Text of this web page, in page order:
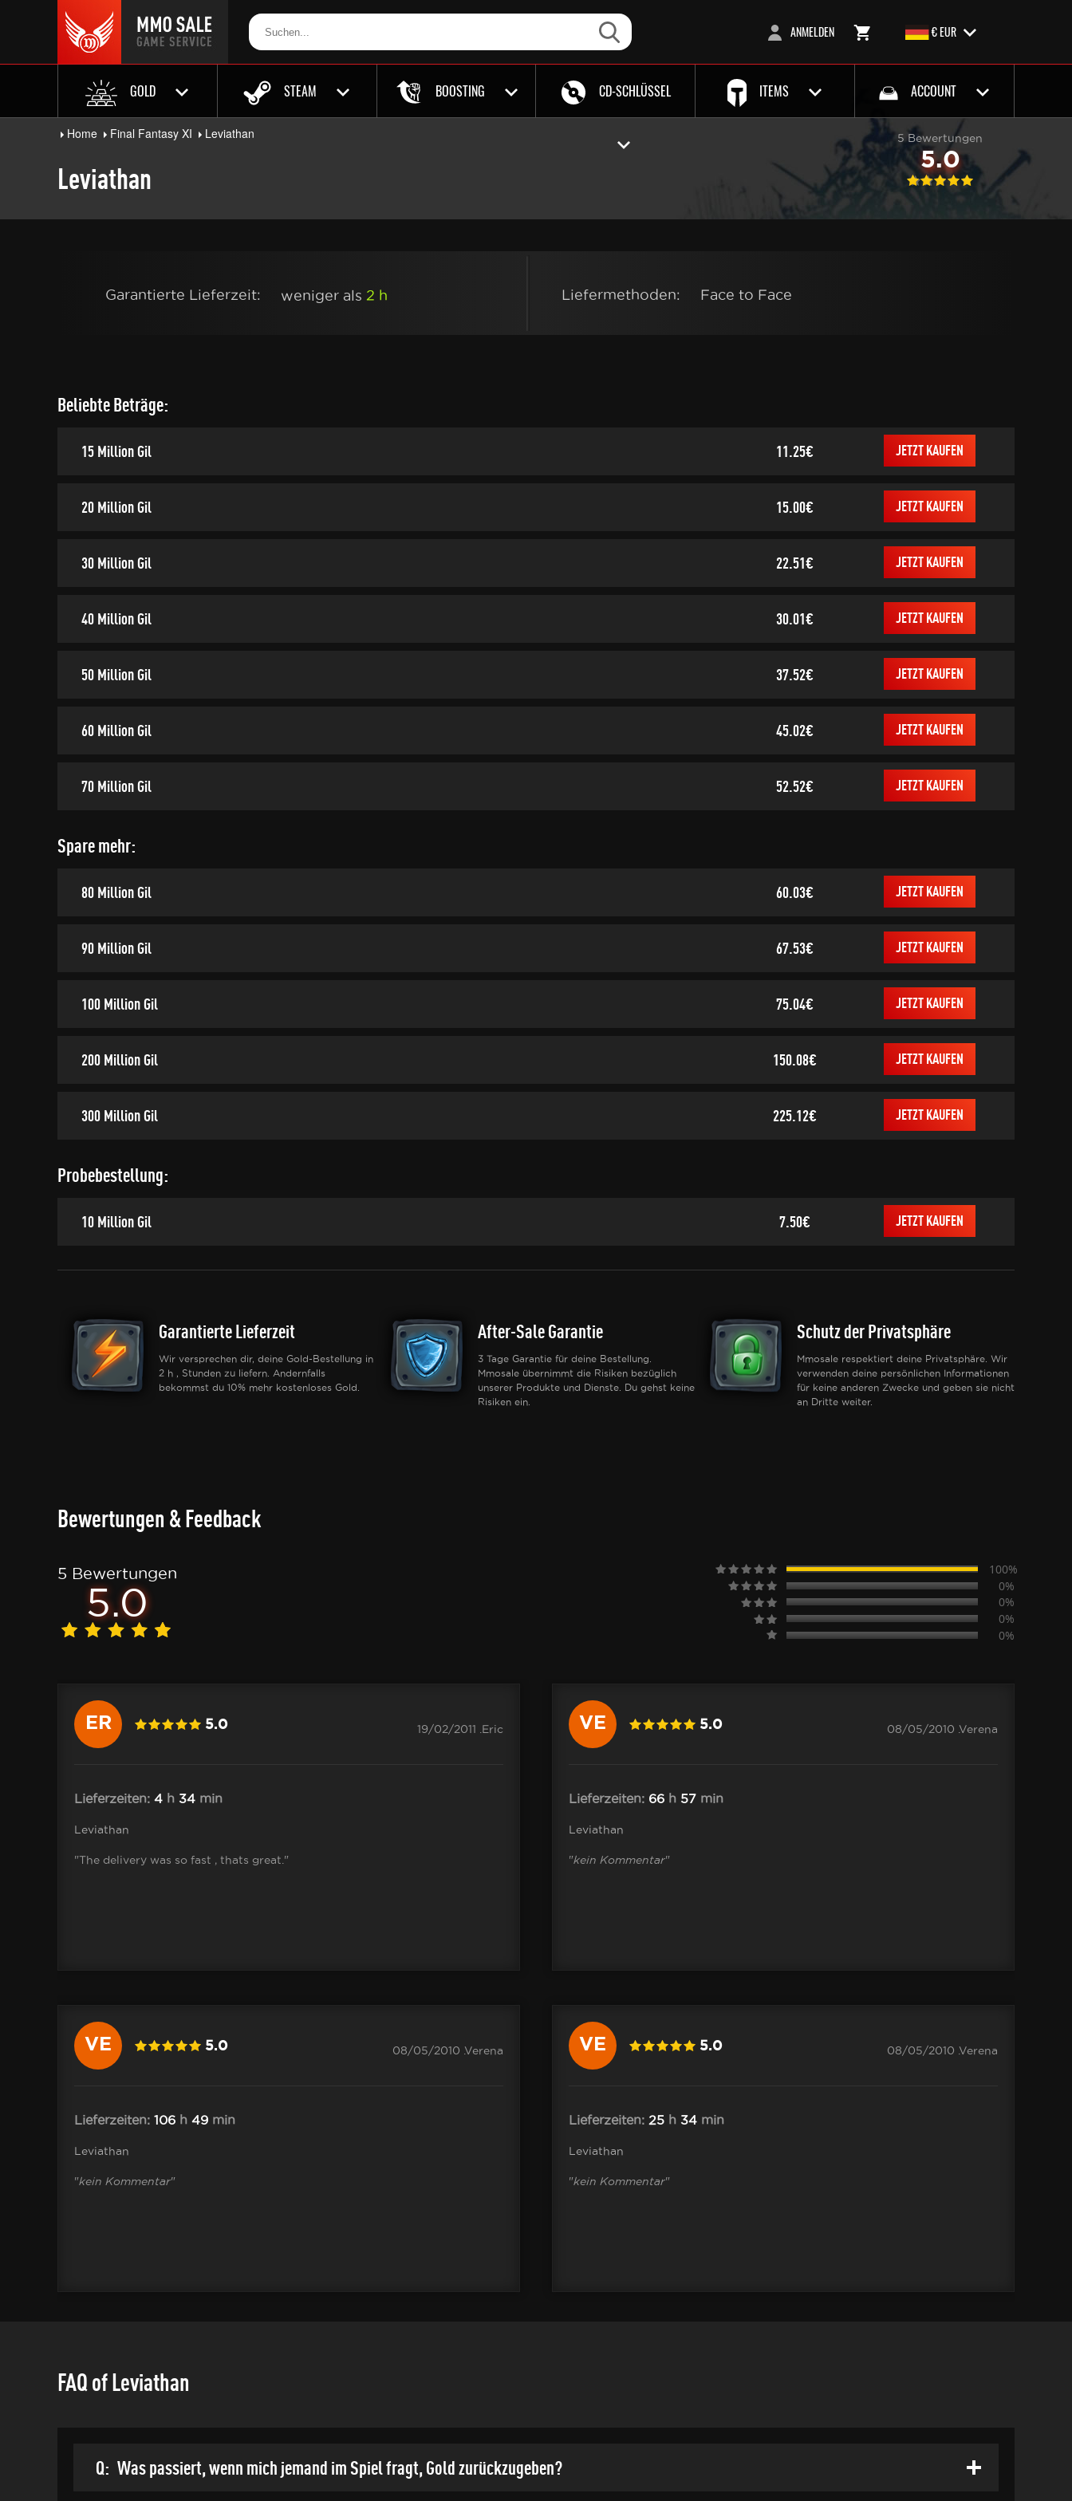
ANMELDEN € EUR
GOLD STEAM BOOSTING CD-SCHLÜSSEL ITEMS ACCOUNT
Home Final Fantasy XI Leviathan
Leviathan
5 Bewertungen
5.0
Garantierte Lieferzeit: weniger als 2 h Liefermethoden: Face to Face
Beliebte Beträge:
15 Million Gil 11.25€ JETZT KAUFEN
20 Million Gil 15.00€ JETZT KAUFEN
30 Million Gil 22.51€ JETZT KAUFEN
40 Million Gil 30.01€ JETZT KAUFEN
50 Million Gil 37.52€ JETZT KAUFEN
60 Million Gil 45.02€ JETZT KAUFEN
70 Million Gil 52.52€ JETZT KAUFEN
Spare mehr:
80 Million Gil 60.03€ JETZT KAUFEN
90 Million Gil 67.53€ JETZT KAUFEN
100 Million Gil 75.04€ JETZT KAUFEN
200 Million Gil 150.08€ JETZT KAUFEN
300 Million Gil 225.12€ JETZT KAUFEN
Probebestellung:
10 Million Gil 7.50€ JETZT KAUFEN
Garantierte Lieferzeit
Wir versprechen dir, deine Gold-Bestellung in
2 h , Stunden zu liefern. Andernfalls
bekommst du 10% mehr kostenloses Gold.
After-Sale Garantie
3 Tage Garantie für deine Bestellung.
Mmosale übernimmt die Risiken bezüglich
unserer Produkte und Dienste. Du gehst keine
Risiken ein.
Schutz der Privatsphäre
Mmosale respektiert deine Privatsphäre. Wir
verwenden deine persönlichen Informationen
für keine anderen Zwecke und geben sie nicht
an Dritte weiter.
Bewertungen & Feedback
5 Bewertungen
5.0
100%
0%
0%
0%
0%
ER 5.0 19/02/2011 .Eric
Lieferzeiten: 4 h 34 min
Leviathan
"The delivery was so fast , thats great."
VE 5.0 08/05/2010 .Verena
Lieferzeiten: 66 h 57 min
Leviathan
"kein Kommentar"
VE 5.0 08/05/2010 .Verena
Lieferzeiten: 106 h 49 min
Leviathan
"kein Kommentar"
VE 5.0 08/05/2010 .Verena
Lieferzeiten: 25 h 34 min
Leviathan
"kein Kommentar"
FAQ of Leviathan
Q: Was passiert, wenn mich jemand im Spiel fragt, Gold zurückzugeben?